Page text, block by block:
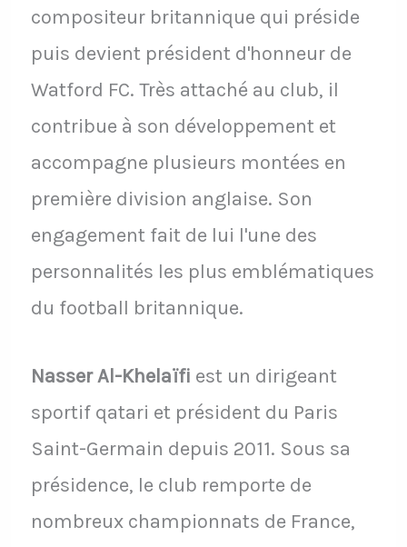
compositeur britannique qui préside
puis devient président d'honneur de
Watford FC. Très attaché au club, il
contribue à son développement et
accompagne plusieurs montées en
première division anglaise. Son
engagement fait de lui l'une des
personnalités les plus emblématiques
du football britannique.
Nasser Al-Khelaïfi est un dirigeant
sportif qatari et président du Paris
Saint-Germain depuis 2011. Sous sa
présidence, le club remporte de
nombreux championnats de France,